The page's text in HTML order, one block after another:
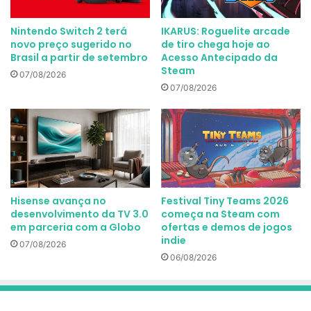
Nintendo Switch 2 terá
novo preço sugerido no
Brasil a partir de setembro
07/08/2026
IKARUS: Roguelite arcade
de tiro chega hoje ao
Acesso Antecipado da
Steam
07/08/2026
Hisense avança no
desenvolvimento da TV 3.0
em parceria com a Globo
07/08/2026
Festival Tiny Teams 2026
começa na Steam com
ofertas e demos de jogos
indie
06/08/2026